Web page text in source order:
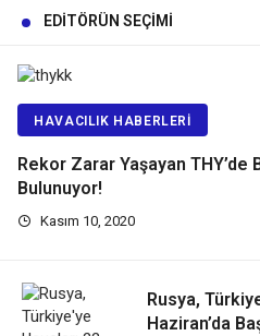
EDITÖRÜN SEÇIMI
HAVACILIK HABERLERI
Rekor Zarar Yaşayan
Bulunuyor!
Kasım 10, 2020
Rusya,
Haziran’da